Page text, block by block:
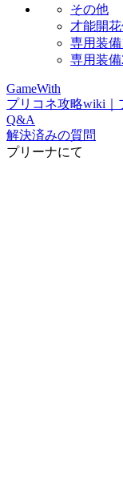
その他
才能開
専用装備
専用装備
GameWith
プリコネ攻略wiki｜
Q&A
解決済みの質問
プリーナにて